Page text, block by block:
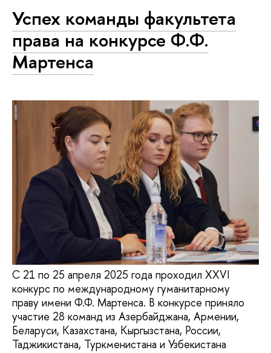
Успех команды факультета
права на конкурсе Ф.Ф.
Мартенса
С 21 по 25 апреля 2025 года проходил XXVI
конкурс по международному гуманитарному
праву имени Ф.Ф. Мартенса. В конкурсе приняло
участие 28 команд из Азербайджана, Армении,
Беларуси, Казахстана, Кыргызстана, России,
Таджикистана, Туркменистана и Узбекистана